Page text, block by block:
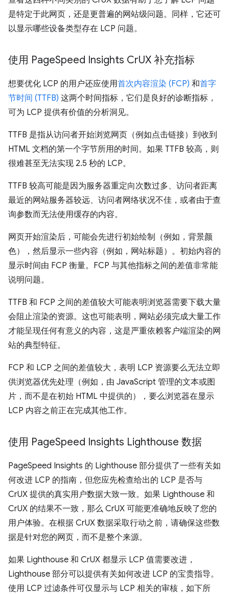
是特定于此网页，还是更普遍的网站级问题。同样，它还可
以显示哪些设备类型存在 LCP 问题。
使用 PageSpeed Insights CrUX 补充指标
想要优化 LCP 的用户还应使用首次内容渲染 (FCP) 和首字
节时间 (TTFB) 这两个时间指标，它们是良好的诊断指标，
可为 LCP 提供有价值的分析洞见。
TTFB 是指从访问者开始浏览网页（例如点击链接）到收到
HTML 文档的第一个字节所用的时间。如果 TTFB 较高，则
很难甚至无法实现 2.5 秒的 LCP。
TTFB 较高可能是因为服务器重定向次数过多、访问者距离
最近的网站服务器较远、访问者网络状况不佳，或者由于查
询参数而无法使用缓存的内容。
网页开始渲染后，可能会先进行初始绘制（例如，背景颜
色），然后显示一些内容（例如，网站标题）。初始内容的
显示时间由 FCP 衡量。FCP 与其他指标之间的差值非常能
说明问题。
TTFB 和 FCP 之间的差值较大可能表明浏览器需要下载大量
会阻止渲染的资源。这也可能表明，网站必须完成大量工作
才能呈现任何有意义的内容，这是严重依赖客户端渲染的网
站的典型特征。
FCP 和 LCP 之间的差值较大，表明 LCP 资源要么无法立即
供浏览器优先处理（例如，由 JavaScript 管理的文本或图
片，而不是在初始 HTML 中提供的），要么浏览器在显示
LCP 内容之前正在完成其他工作。
使用 PageSpeed Insights Lighthouse 数据
PageSpeed Insights 的 Lighthouse 部分提供了一些有关如
何改进 LCP 的指南，但您应先检查给出的 LCP 是否与
CrUX 提供的真实用户数据大致一致。如果 Lighthouse 和
CrUX 的结果不一致，那么 CrUX 可能更准确地反映了您的
用户体验。在根据 CrUX 数据采取行动之前，请确保这些数
据是针对您的网页，而不是整个来源。
如果 Lighthouse 和 CrUX 都显示 LCP 值需要改进，
Lighthouse 部分可以提供有关如何改进 LCP 的宝贵指导。
使用 LCP 过滤条件可仅显示与 LCP 相关的审核，如下所